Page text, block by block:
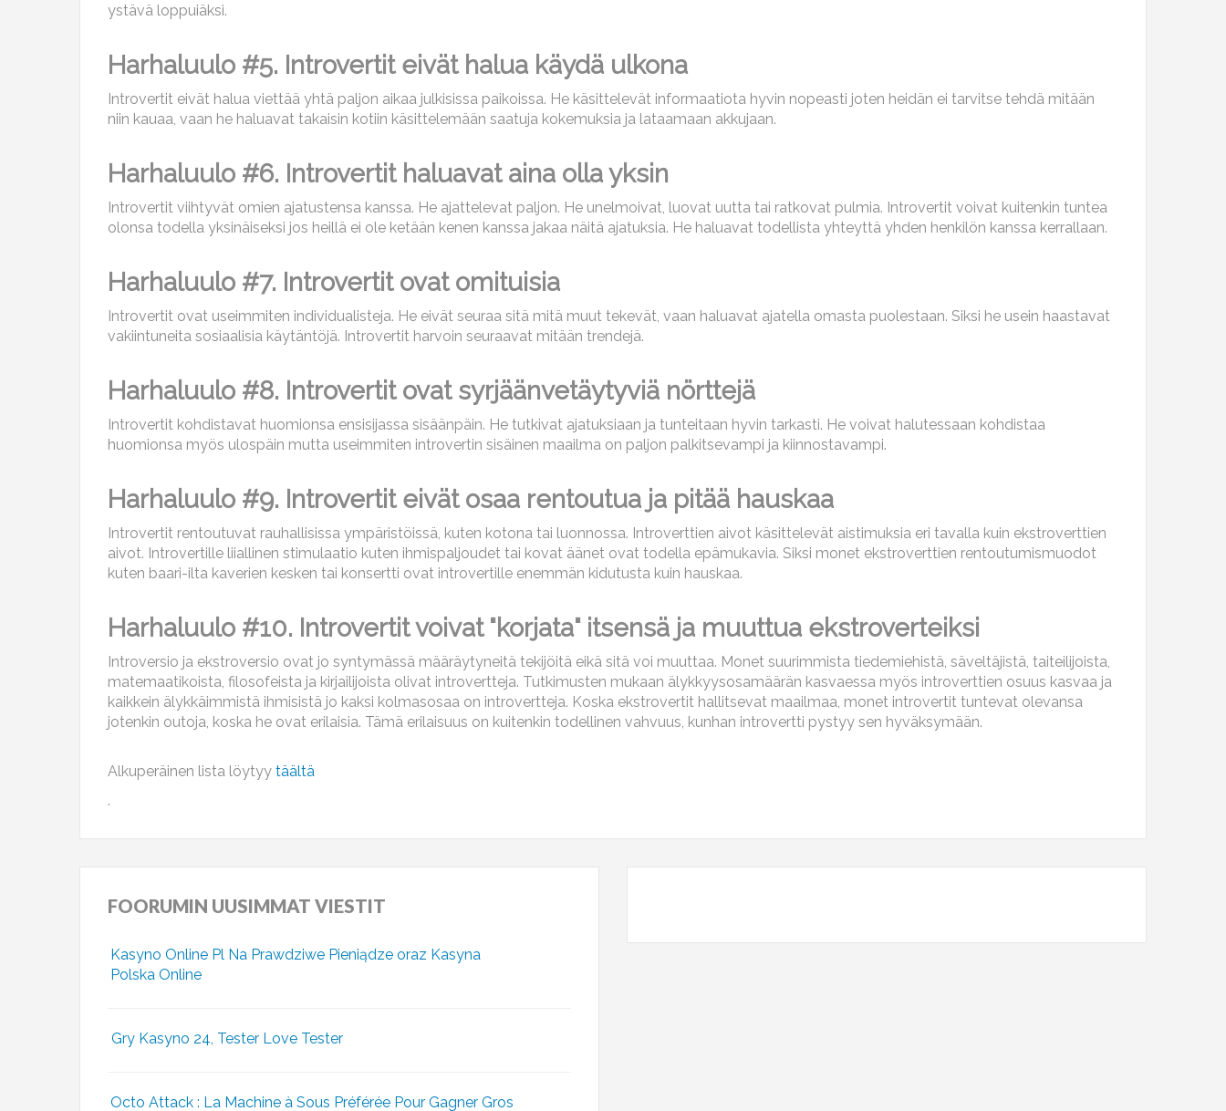
ystävä loppuiäksi.
Harhaluulo #5. Introvertit eivät halua käydä ulkona
Introvertit eivät halua viettää yhtä paljon aikaa julkisissa paikoissa. He käsittelevät informaatiota hyvin nopeasti joten heidän ei tarvitse tehdä mitään
niin kauaa, vaan he haluavat takaisin kotiin käsittelemään saatuja kokemuksia ja lataamaan akkujaan.
Harhaluulo #6. Introvertit haluavat aina olla yksin
Introvertit viihtyvät omien ajatustensa kanssa. He ajattelevat paljon. He unelmoivat, luovat uutta tai ratkovat pulmia. Introvertit voivat kuitenkin tuntea
olonsa todella yksinäiseksi jos heillä ei ole ketään kenen kanssa jakaa näitä ajatuksia. He haluavat todellista yhteyttä yhden henkilön kanssa kerrallaan.
Harhaluulo #7. Introvertit ovat omituisia
Introvertit ovat useimmiten individualisteja. He eivät seuraa sitä mitä muut tekevät, vaan haluavat ajatella omasta puolestaan. Siksi he usein haastavat
vakiintuneita sosiaalisia käytäntöjä. Introvertit harvoin seuraavat mitään trendejä.
Harhaluulo #8. Introvertit ovat syrjäänvetäytyviä nörttejä
Introvertit kohdistavat huomionsa ensisijassa sisäänpäin. He tutkivat ajatuksiaan ja tunteitaan hyvin tarkasti. He voivat halutessaan kohdistaa
huomionsa myös ulospäin mutta useimmiten introvertin sisäinen maailma on paljon palkitsevampi ja kiinnostavampi.
Harhaluulo #9. Introvertit eivät osaa rentoutua ja pitää hauskaa
Introvertit rentoutuvat rauhallisissa ympäristöissä, kuten kotona tai luonnossa. Introverttien aivot käsittelevät aistimuksia eri tavalla kuin ekstroverttien
aivot. Introvertille liiallinen stimulaatio kuten ihmispaljoudet tai kovat äänet ovat todella epämukavia. Siksi monet ekstroverttien rentoutumismuodot
kuten baari-ilta kaverien kesken tai konsertti ovat introvertille enemmän kidutusta kuin hauskaa.
Harhaluulo #10. Introvertit voivat "korjata" itsensä ja muuttua ekstroverteiksi
Introversio ja ekstroversio ovat jo syntymässä määräytyneitä tekijöitä eikä sitä voi muuttaa. Monet suurimmista tiedemiehistä, säveltäjistä, taiteilijoista,
matemaatikoista, filosofeista ja kirjailijoista olivat introvertteja. Tutkimusten mukaan älykkyysosamäärän kasvaessa myös introverttien osuus kasvaa ja
kaikkein älykkäimmistä ihmisistä jo kaksi kolmasosaa on introvertteja. Koska ekstrovertit hallitsevat maailmaa, monet introvertit tuntevat olevansa
jotenkin outoja, koska he ovat erilaisia. Tämä erilaisuus on kuitenkin todellinen vahvuus, kunhan introvertti pystyy sen hyväksymään.
Alkuperäinen lista löytyy täältä
.
FOORUMIN UUSIMMAT VIESTIT
Kasyno Online Pl Na Prawdziwe Pieniądze oraz Kasyna
Polska Online
Gry Kasyno 24, Tester Love Tester
Octo Attack : La Machine à Sous Préférée Pour Gagner Gros